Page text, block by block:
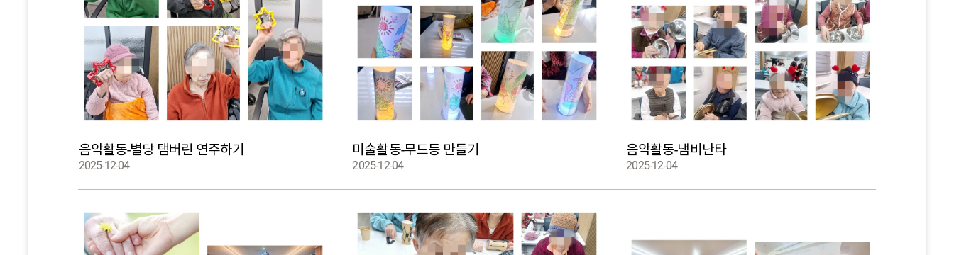
음악활동-별당 탬버린 연주하기
2025-12-04
미술활동-무드등 만들기
2025-12-04
음악활동-냄비난타
2025-12-04